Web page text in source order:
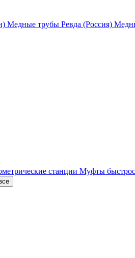
Медные трубы Ревда (Россия)
станции Муфты